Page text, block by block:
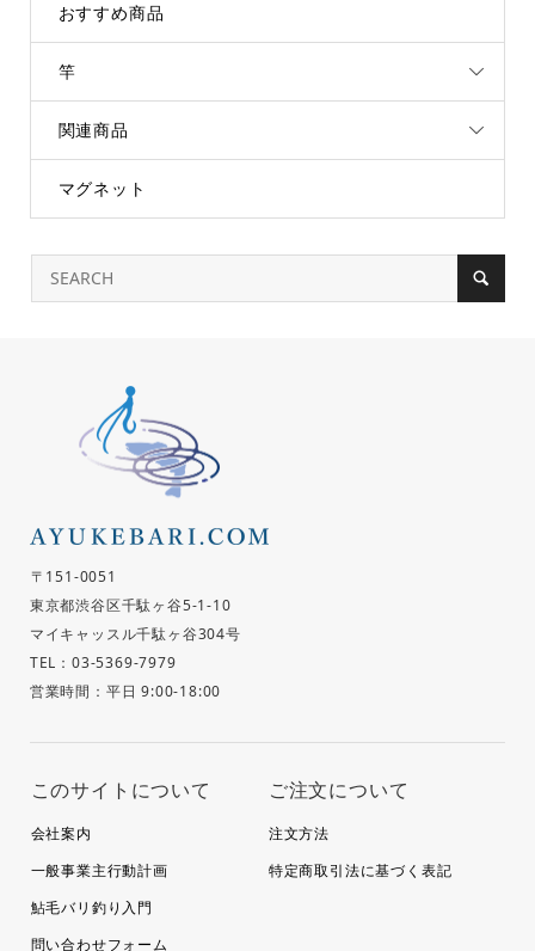
おすすめ商品
竿
関連商品
マグネット
〒151-0051
東京都渋谷区千駄ヶ谷5-1-10
マイキャッスル千駄ヶ谷304号
TEL：03-5369-7979
営業時間：平日 9:00-18:00
このサイトについて
会社案内
一般事業主行動計画
鮎毛バリ釣り入門
問い合わせフォーム
ご注文について
注文方法
特定商取引法に基づく表記